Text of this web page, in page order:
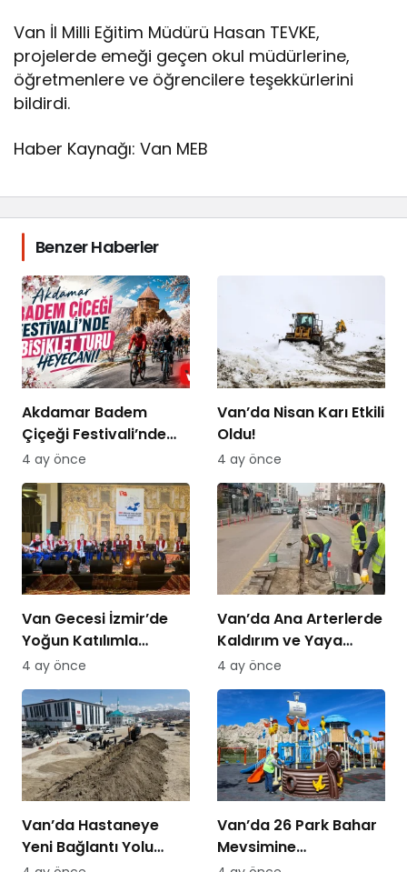
Van İl Milli Eğitim Müdürü Hasan TEVKE,
projelerde emeği geçen okul müdürlerine,
öğretmenlere ve öğrencilere teşekkürlerini
bildirdi.
Haber Kaynağı: Van MEB
Benzer Haberler
Akdamar Badem
Çiçeği Festivali’nde
Bisiklet Turu Heyecanı
4 ay önce
Van’da Nisan Karı Etkili
Oldu!
4 ay önce
Van Gecesi İzmir’de
Yoğun Katılımla
Düzenlendi
4 ay önce
Van’da Ana Arterlerde
Kaldırım ve Yaya
Yolları Yenileniyor
4 ay önce
Van’da Hastaneye
Yeni Bağlantı Yolu
Van’da 26 Park Bahar
Mevsimine